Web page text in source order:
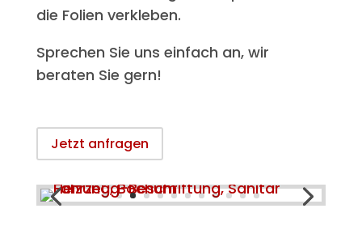
die Folien verkleben.
Sprechen Sie uns einfach an, wir
beraten Sie gern!
Jetzt anfragen